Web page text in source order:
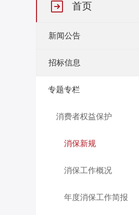
首页
新闻公告
招标信息
专题专栏
消费者权益保护
消保新规
消保工作概况
年度消保工作简报